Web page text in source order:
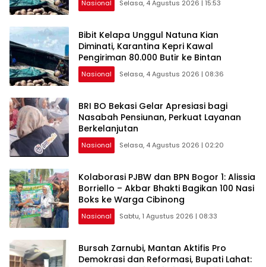
Nasional Selasa, 4 Agustus 2026 | 15:53
Bibit Kelapa Unggul Natuna Kian
Diminati, Karantina Kepri Kawal
Pengiriman 80.000 Butir ke Bintan
Nasional Selasa, 4 Agustus 2026 | 08:36
BRI BO Bekasi Gelar Apresiasi bagi
Nasabah Pensiunan, Perkuat Layanan
Berkelanjutan
Nasional Selasa, 4 Agustus 2026 | 02:20
Kolaborasi PJBW dan BPN Bogor 1: Alissia
Borriello – Akbar Bhakti Bagikan 100 Nasi
Boks ke Warga Cibinong
Nasional Sabtu, 1 Agustus 2026 | 08:33
Bursah Zarnubi, Mantan Aktifis Pro
Demokrasi dan Reformasi, Bupati Lahat: